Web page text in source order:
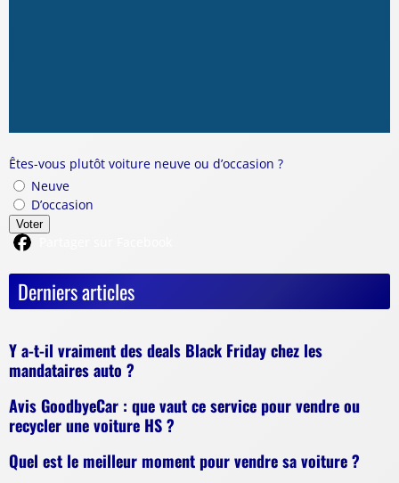
Êtes-vous plutôt voiture neuve ou d’occasion ?
Neuve
D’occasion
Voter
Derniers articles
Y a-t-il vraiment des deals Black Friday chez les
mandataires auto ?
Avis GoodbyeCar : que vaut ce service pour vendre ou
recycler une voiture HS ?
Quel est le meilleur moment pour vendre sa voiture ?